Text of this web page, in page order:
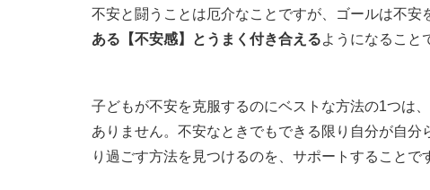
不安と闘うことは厄介なことですが、ゴールは不安
ある【不安感】とうまく付き合えるようになること
子どもが不安を克服するのにベストな方法の1つは
ありません。不安なときでもできる限り自分が自
り過ごす方法を見つけるのを、サポートすることで